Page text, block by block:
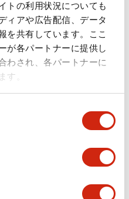
トの利用状況についても
ィアや広告配信、データ
を共有しています。ここ
が各パートナーに提供し
わされ、各パートナーに
す。